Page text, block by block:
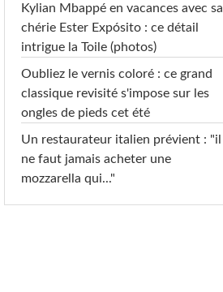
Kylian Mbappé en vacances avec sa
chérie Ester Expósito : ce détail
intrigue la Toile (photos)
Oubliez le vernis coloré : ce grand
classique revisité s'impose sur les
ongles de pieds cet été
Un restaurateur italien prévient : "il
ne faut jamais acheter une
mozzarella qui..."